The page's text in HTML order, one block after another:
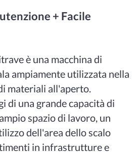
+ Facile
è una macchina di
ampiamente utilizzata nella
materiali all'aperto.
di una grande capacità di
spazio di lavoro, un
dell'area dello scalo
in infrastrutture e